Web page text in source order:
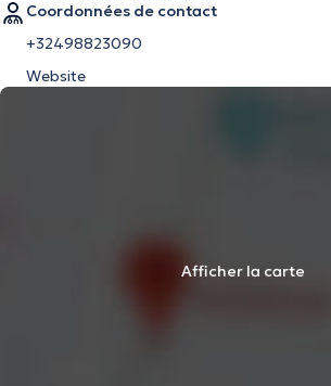
Coordonnées de contact
+32498823090
Website
Afficher la carte